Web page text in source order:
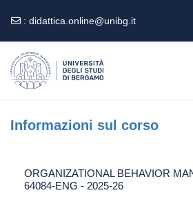
: didattica.online@unibg.it
Informazioni sul corso
ORGANIZATIONAL BEHAVIOR
64084-ENG - 2025-26